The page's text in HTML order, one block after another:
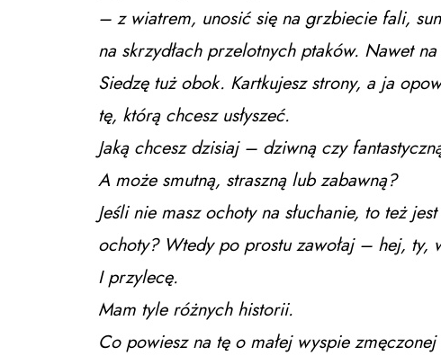
– z wiatrem, unosić się na grzbiecie fali,
na skrzydłach przelotnych ptaków. Nawet
Siedzę tuż obok. Kartkujesz strony, a ja
tę, którą chcesz usłyszeć.
Jaką chcesz dzisiaj – dziwną czy
A może smutną, straszną lub zabawną?
Jeśli nie masz ochoty na słuchanie, to też
ochoty? Wtedy po prostu zawołaj – hej,
I przylecę.
Mam tyle różnych historii.
Co powiesz na tę o małej wyspie